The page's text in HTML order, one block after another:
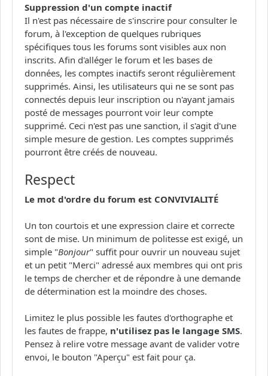
Suppression d'un compte inactif
Il n'est pas nécessaire de s'inscrire pour consulter le
forum, à l'exception de quelques rubriques
spécifiques tous les forums sont visibles aux non
inscrits. Afin d'alléger le forum et les bases de
données, les comptes inactifs seront régulièrement
supprimés. Ainsi, les utilisateurs qui ne se sont pas
connectés depuis leur inscription ou n'ayant jamais
posté de messages pourront voir leur compte
supprimé. Ceci n'est pas une sanction, il s'agit d'une
simple mesure de gestion. Les comptes supprimés
pourront être créés de nouveau.
Respect
Le mot d'ordre du forum est CONVIVIALITÉ
Un ton courtois et une expression claire et correcte
sont de mise. Un minimum de politesse est exigé, un
simple "Bonjour" suffit pour ouvrir un nouveau sujet
et un petit "Merci" adressé aux membres qui ont pris
le temps de chercher et de répondre à une demande
de détermination est la moindre des choses.
Limitez le plus possible les fautes d'orthographe et
les fautes de frappe, n'utilisez pas le langage SMS.
Pensez à relire votre message avant de valider votre
envoi, le bouton "Aperçu" est fait pour ça.